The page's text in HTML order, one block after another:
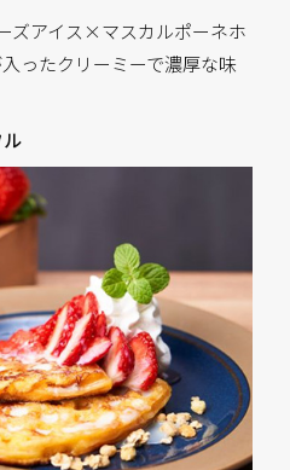
ズアイス×マスカルポーネホ
ったクリーミーで濃厚な味